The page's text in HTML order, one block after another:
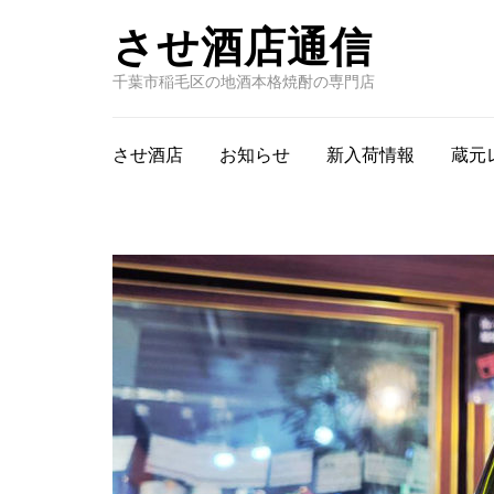
させ酒店通信
千葉市稲毛区の地酒本格焼酎の専門店
させ酒店 お知らせ 新入荷情報 蔵元